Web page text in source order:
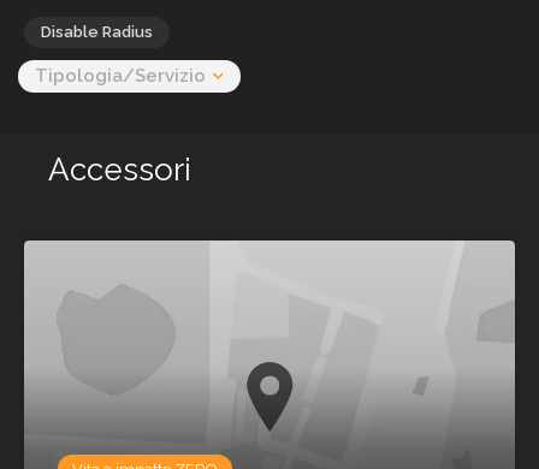
Disable Radius
Tipologia/Servizio
Accessori